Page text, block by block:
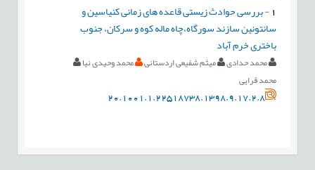
-بررسی حوادث زیستی قاعده های زمانی کنیاسین و
سانتونین سازند سورگاه،چاه ماله کوه و سرکان، جنوب
باختری خرم آباد
محمد حدادی میثم شفیعی اردستانی
محمد وحیدی نیا
محمد قرایی
20.1001.1.22518738.1398.9.17.2.8